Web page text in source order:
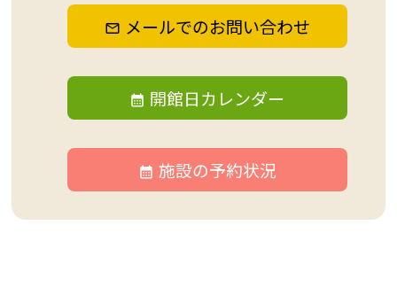
メールでのお問い合わせ
開館日カレンダー
施設の予約状況